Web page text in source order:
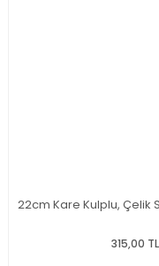
22cm Kare Kulplu, Çelik
315,00 TL